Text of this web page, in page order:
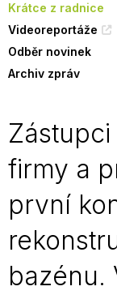
Krátce z radnice
Videoreportáže
Odběr novinek
Archiv zpráv
firmy a
první
bazénu.